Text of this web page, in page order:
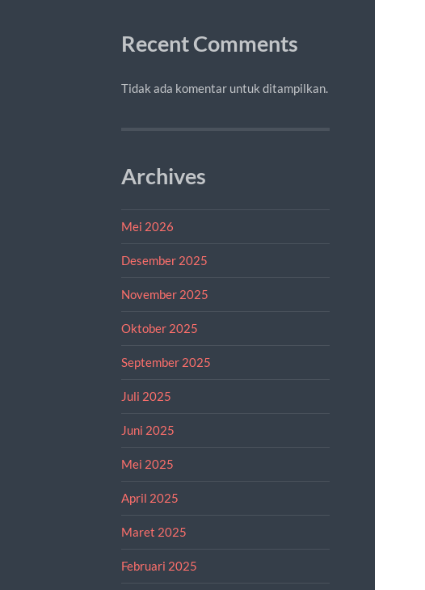
Recent Comments
Tidak ada komentar untuk ditampilkan.
Archives
Mei 2026
Desember 2025
November 2025
Oktober 2025
September 2025
Juli 2025
Juni 2025
Mei 2025
April 2025
Maret 2025
Februari 2025